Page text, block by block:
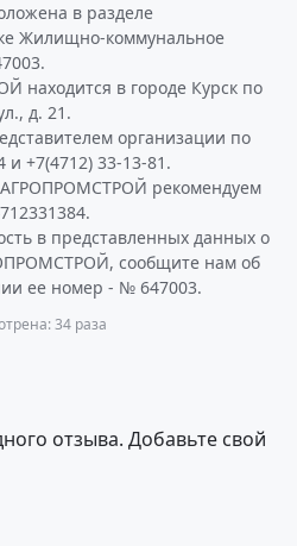
в разделе
Жилищно-коммунальное
в городе Курск по
д. 21.
организации по
и +7(4712) 33-13-81.
рекомендуем
в представленных данных о
сообщите нам об
ее номер - № 647003.
34 раза
отзыва. Добавьте свой